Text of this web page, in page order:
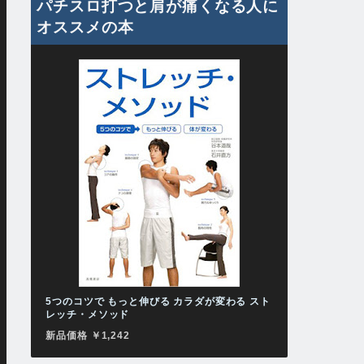
パチスロ打つと肩が痛くなる人に
オススメの本
5つのコツで もっと伸びる カラダが変わる スト
レッチ・メソッド
新品価格 ￥1,242